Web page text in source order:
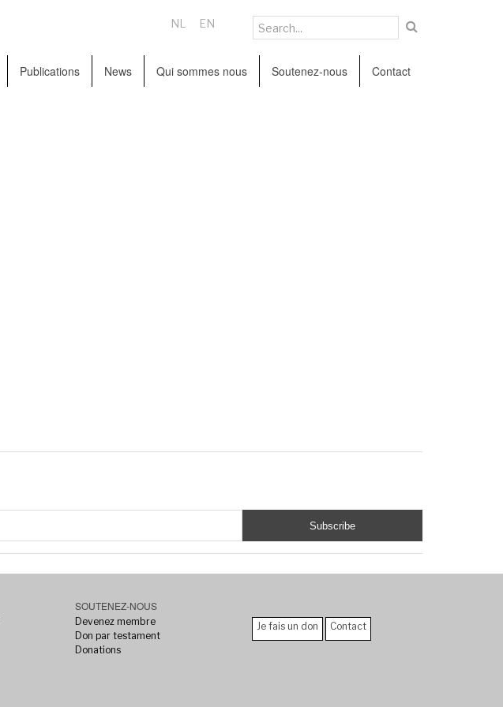
Publications News Qui sommes nous Soutenez-nous Contact
NL EN
SOUTENEZ-NOUS
Devenez membre
Don par testament
Donations
Je fais un don Contact